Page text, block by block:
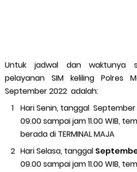
Untuk jadwal dan waktunya
pelayanan SIM keliling Polres
September 2022 adalah:
Hari Senin, tanggal
09.00 sampai jam 11.00 WIB,
berada di TERMINAL MAJA
Hari Selasa, tanggal
09.00 sampai jam 11.00 WIB,